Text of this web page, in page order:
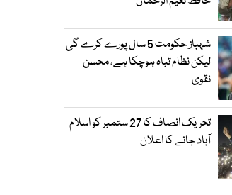
شہباز حکومت 5 سال پورے کرے گی
لیکن نظام تباہ ہوچکا ہے، محسن
نقوی
تحریک انصاف کا 27 ستمبر کو اسلام
آباد جانے کا اعلان